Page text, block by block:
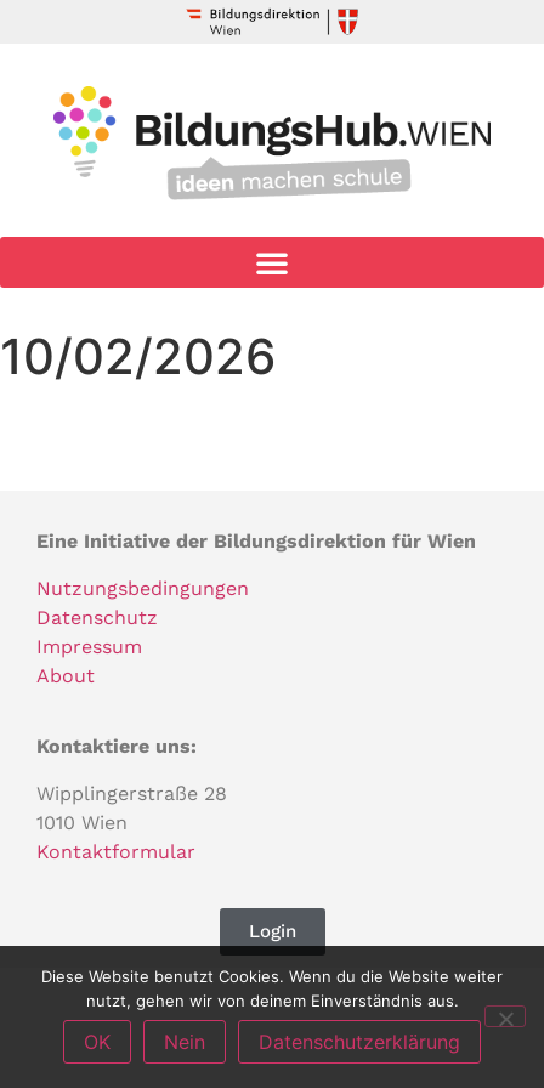
10/02/2026
Eine Initiative der Bildungsdirektion für Wien
Nutzungsbedingungen
Datenschutz
Impressum
About
Kontaktiere uns:
Wipplingerstraße 28
1010 Wien
Kontaktformular
Login
Diese Website benutzt Cookies. Wenn du die Website weiter
nutzt, gehen wir von deinem Einverständnis aus.
OK Nein Datenschutzerklärung